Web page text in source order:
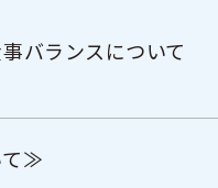
バランスについて
て≫